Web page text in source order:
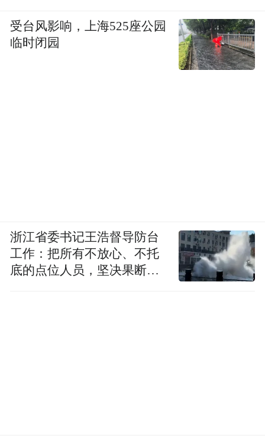
受台风影响，上海525座公园
临时闭园
浙江省委书记王浩督导防台
工作：把所有不放心、不托
底的点位人员，坚决果断转